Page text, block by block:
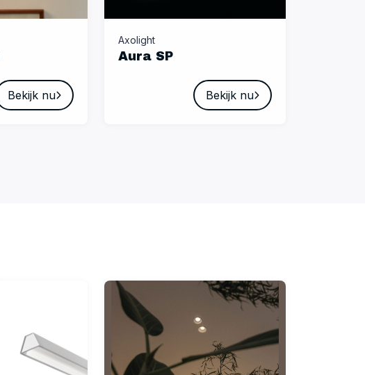
Bekijk nu
Axolight
Aura SP
Bekijk nu